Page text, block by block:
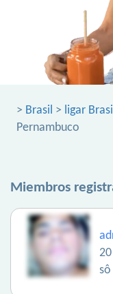
> Brasil > ligar
Pernambuco
Miembros